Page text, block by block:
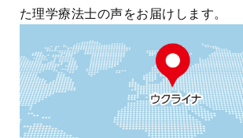
た理学療法士の声をお届けします。